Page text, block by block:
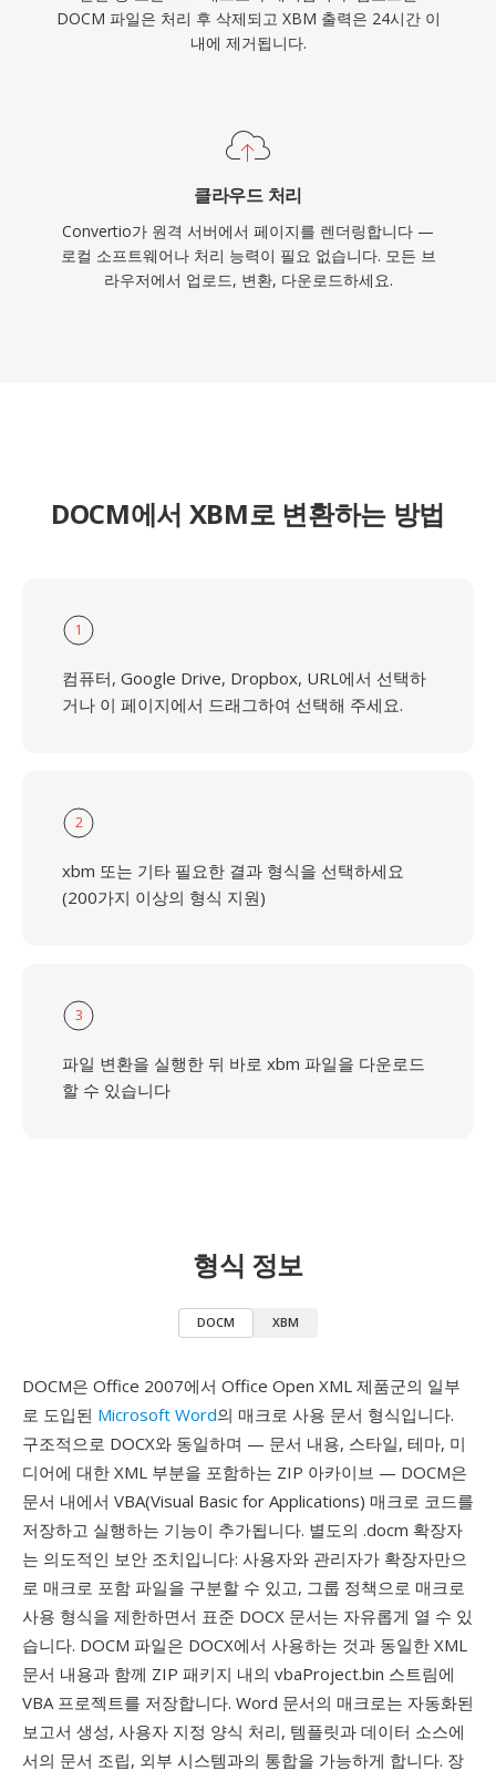
DOCM 파일은 처리 후 삭제되고 XBM 출력은 24시간 이
내에 제거됩니다.
클라우드 처리
Convertio가 원격 서버에서 페이지를 렌더링합니다 —
로컬 소프트웨어나 처리 능력이 필요 없습니다. 모든 브
라우저에서 업로드, 변환, 다운로드하세요.
DOCM에서 XBM로 변환하는 방법
1
컴퓨터, Google Drive, Dropbox, URL에서 선택하
거나 이 페이지에서 드래그하여 선택해 주세요.
2
xbm 또는 기타 필요한 결과 형식을 선택하세요
(200가지 이상의 형식 지원)
3
파일 변환을 실행한 뒤 바로 xbm 파일을 다운로드
할 수 있습니다
형식 정보
DOCM XBM
DOCM은 Office 2007에서 Office Open XML 제품군의 일부
로 도입된 Microsoft Word의 매크로 사용 문서 형식입니다.
구조적으로 DOCX와 동일하며 — 문서 내용, 스타일, 테마, 미
디어에 대한 XML 부분을 포함하는 ZIP 아카이브 — DOCM은
문서 내에서 VBA(Visual Basic for Applications) 매크로 코드를
저장하고 실행하는 기능이 추가됩니다. 별도의 .docm 확장자
는 의도적인 보안 조치입니다: 사용자와 관리자가 확장자만으
로 매크로 포함 파일을 구분할 수 있고, 그룹 정책으로 매크로
사용 형식을 제한하면서 표준 DOCX 문서는 자유롭게 열 수 있
습니다. DOCM 파일은 DOCX에서 사용하는 것과 동일한 XML
문서 내용과 함께 ZIP 패키지 내의 vbaProject.bin 스트림에
VBA 프로젝트를 저장합니다. Word 문서의 매크로는 자동화된
보고서 생성, 사용자 지정 양식 처리, 템플릿과 데이터 소스에
서의 문서 조립, 외부 시스템과의 통합을 가능하게 합니다. 장